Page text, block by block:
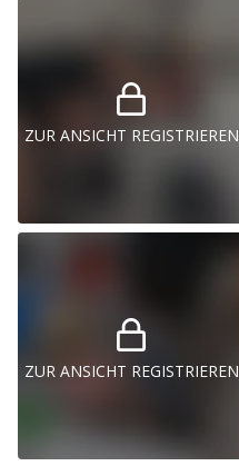
ZUR ANSICHT REGISTRIEREN
ZUR ANSICHT REGISTRIEREN